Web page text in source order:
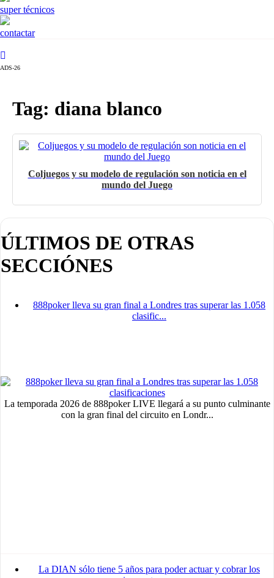
super técnicos
contactar
ADS-26
Tag: diana blanco
Coljuegos y su modelo de regulación son noticia en el
mundo del Juego
ÚLTIMOS DE OTRAS
SECCIÓNES
888poker lleva su gran final a Londres tras superar las 1.058
clasific...
La temporada 2026 de 888poker LIVE llegará a su punto culminante
con la gran final del circuito en Londr...
La DIAN sólo tiene 5 años para poder actuar y cobrar los